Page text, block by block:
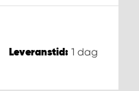
Leveranstid: 1 dag